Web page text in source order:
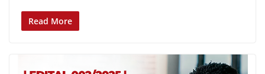
Read More